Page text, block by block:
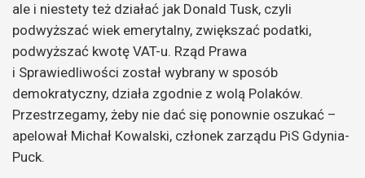
ale i niestety też działać jak Donald Tusk, czyli
podwyższać wiek emerytalny, zwiększać podatki,
podwyższać kwotę VAT-u. Rząd Prawa
i Sprawiedliwości został wybrany w sposób
demokratyczny, działa zgodnie z wolą Polaków.
Przestrzegamy, żeby nie dać się ponownie oszukać –
apelował Michał Kowalski, członek zarządu PiS Gdynia-
Puck.